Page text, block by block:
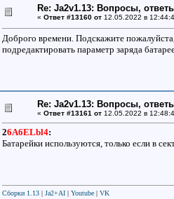
Re: Ja2v1.13: Вопросы,
« Ответ #13160 от 12.05.2022 в
Доброго времени. Подскажите
подредактировать параметр заряда
Re: Ja2v1.13: Вопросы,
« Ответ #13161 от 12.05.2022 в
26A6ELbl4:
Батарейки используются, только если в
Сборки 1.13 | Ja2+AI | Youtube | VK